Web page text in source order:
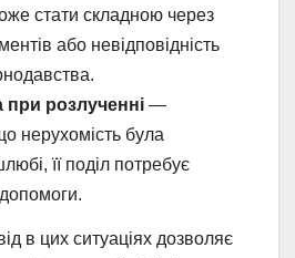
стати складною через
або невідповідність
при розлученні —
нерухомість була
її поділ потребує
в цих ситуаціях дозволяє